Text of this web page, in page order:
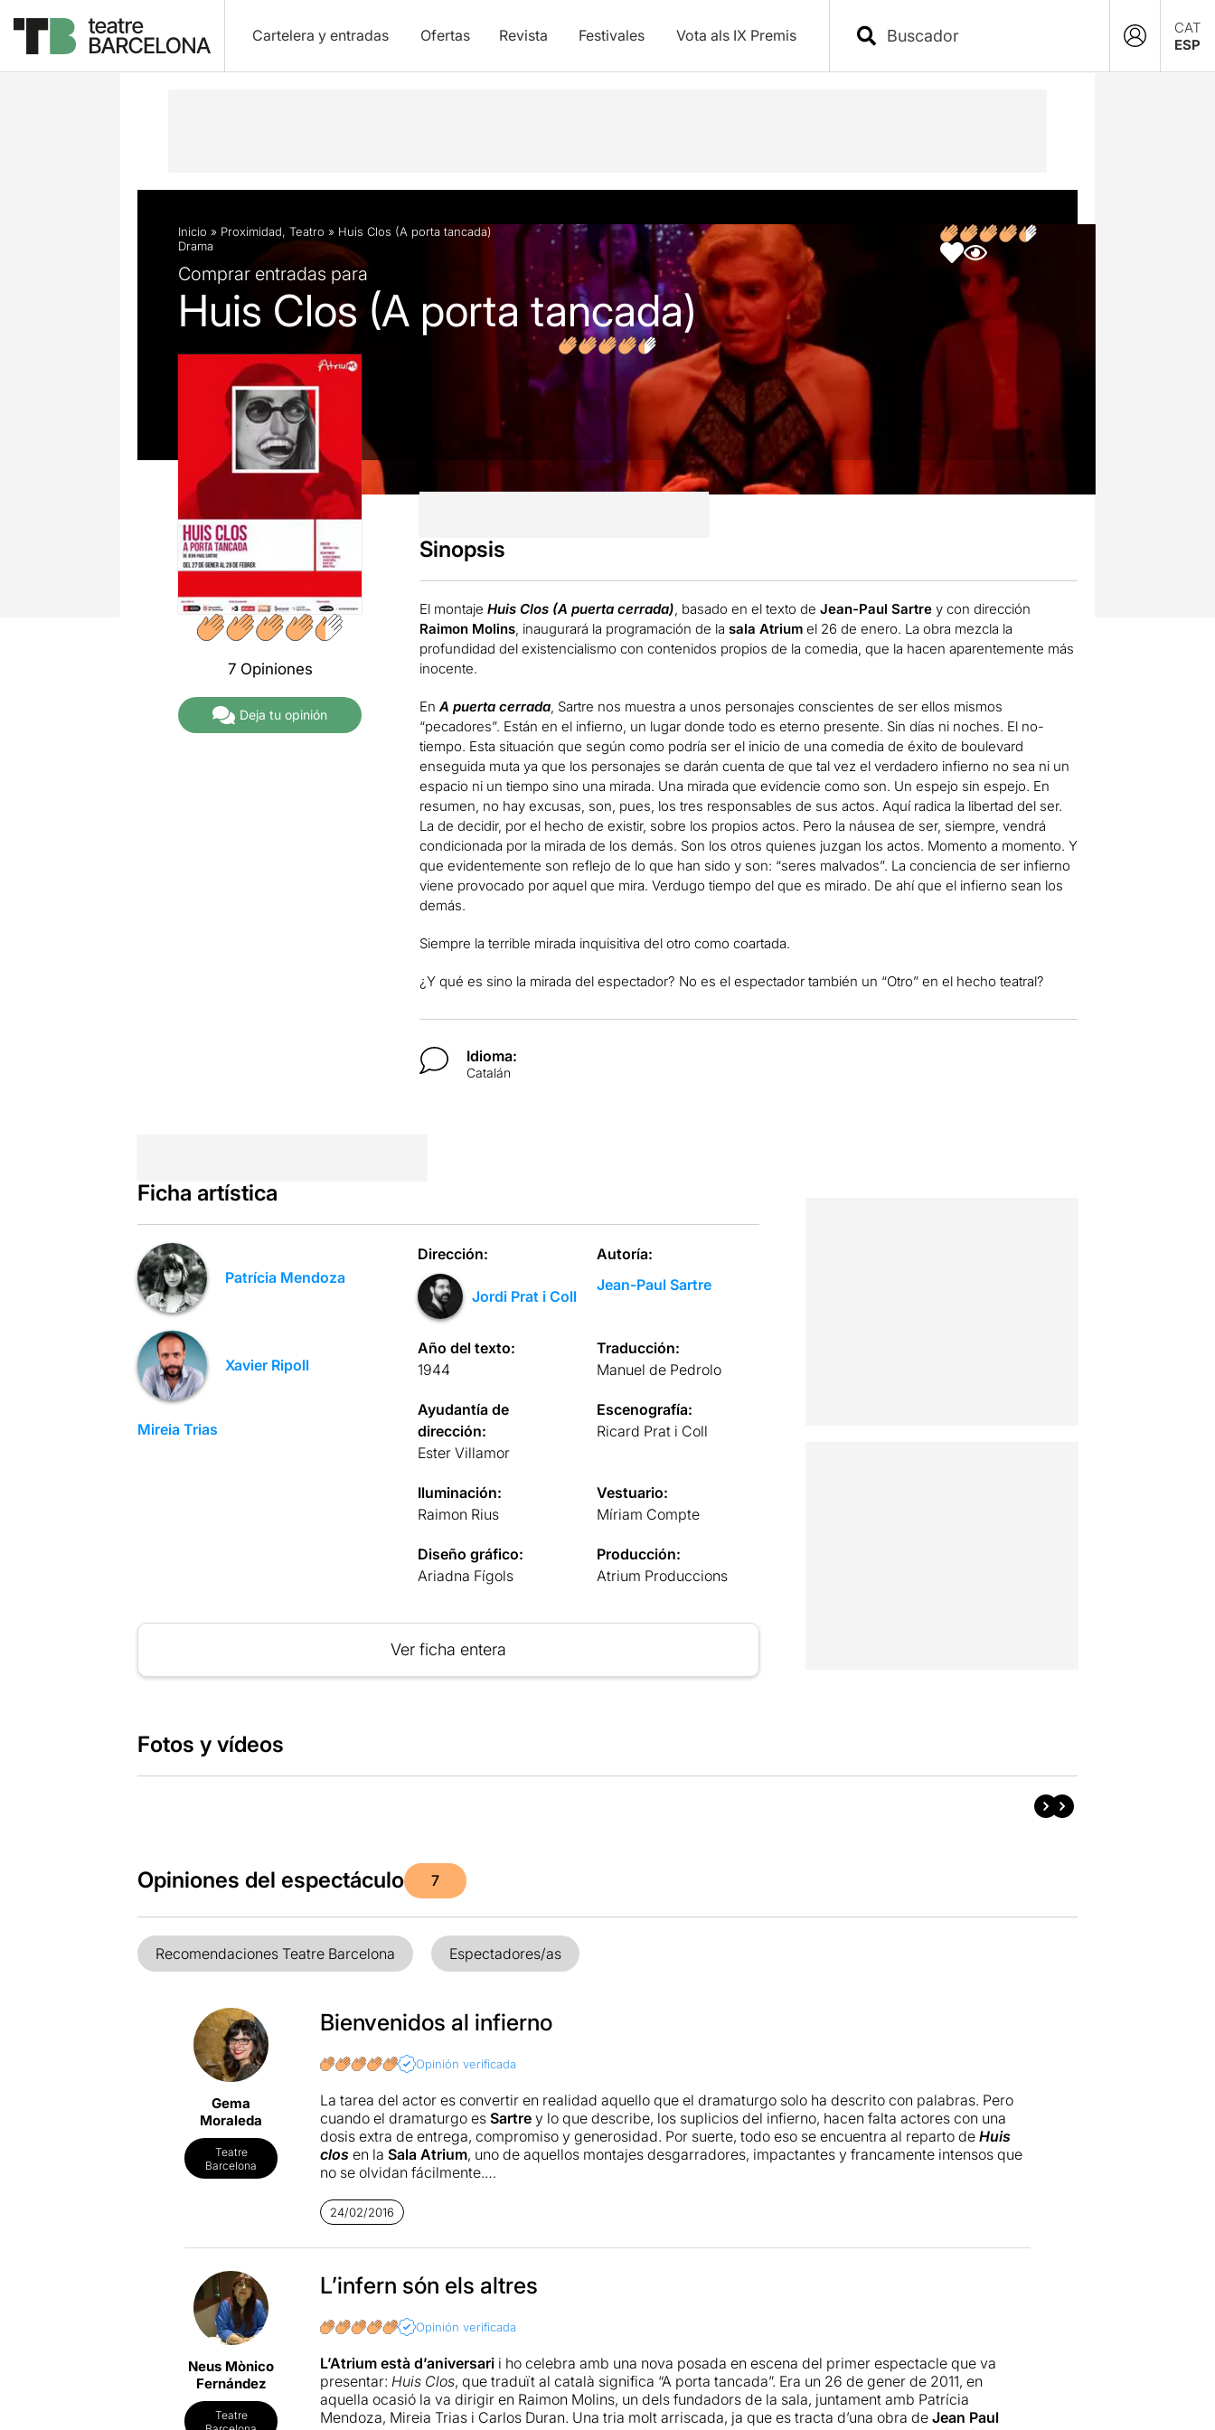
Cartelera y entradas Ofertas Revista Festivales Vota als IX Premis
CAT
ESP
Descripción Ficha artística Fotos y vídeos Opiniones
Inicio » Proximidad, Teatro » Huis Clos (A porta tancada)
Drama
Comprar entradas para
Huis Clos (A porta tancada)
7 Opiniones
Deja tu opinión
Sinopsis
El montaje Huis Clos (A puerta cerrada) , basado en el texto de Jean-Paul Sartrey con dirección
Raimon Molins, inaugurará la programación de la sala Atriumel 26 de enero. La obra mezcla la
profundidad del existencialismo con contenidos propios de la comedia, que la hacen aparentemente más
inocente.
En A puerta cerrada, Sartre nos muestra a unos personajes conscientes de ser ellos mismos
“pecadores”. Están en el infierno, un lugar donde todo es eterno presente. Sin días ni noches. El no-
tiempo. Esta situación que según como podría ser el inicio de una comedia de éxito de boulevard
enseguida muta ya que los personajes se darán cuenta de que tal vez el verdadero infierno no sea ni un
espacio ni un tiempo sino una mirada. Una mirada que evidencie como son. Un espejo sin espejo. En
resumen, no hay excusas, son, pues, los tres responsables de sus actos. Aquí radica la libertad del ser.
La de decidir, por el hecho de existir, sobre los propios actos. Pero la náusea de ser, siempre, vendrá
condicionada por la mirada de los demás. Son los otros quienes juzgan los actos. Momento a momento. Y
que evidentemente son reflejo de lo que han sido y son: “seres malvados”. La conciencia de ser infierno
viene provocado por aquel que mira. Verdugo tiempo del que es mirado. De ahí que el infierno sean los
demás.
Siempre la terrible mirada inquisitiva del otro como coartada.
¿Y qué es sino la mirada del espectador? No es el espectador también un “Otro” en el hecho teatral?
Idioma:
Catalán
Ficha artística
Patrícia Mendoza
Xavier Ripoll
Mireia Trias
Dirección:
Jordi Prat i Coll
Autoría:
Jean-Paul Sartre
Año del texto:
1944
Traducción:
Manuel de Pedrolo
Ayudantía de
dirección:
Ester Villamor
Escenografía:
Ricard Prat i Coll
Iluminación:
Raimon Rius
Vestuario:
Míriam Compte
Diseño gráfico:
Ariadna Fígols
Producción:
Atrium Produccions
Ver ficha entera
Fotos y vídeos
Opiniones del espectáculo 7
Recomendaciones Teatre Barcelona Espectadores/as
Gema
Moraleda
Teatre
Barcelona
Bienvenidos al infierno
Opinión verificada
La tarea del actor es convertir en realidad aquello que el dramaturgo solo ha descrito con palabras. Pero
cuando el dramaturgo es Sartrey lo que describe, los suplicios del infierno, hacen falta actores con una
dosis extra de entrega, compromiso y generosidad. Por suerte, todo eso se encuentra al reparto de Huis
clos en la Sala Atrium, uno de aquellos montajes desgarradores, impactantes y francamente intensos que
no se olvidan fácilmente.
Una cita ineludible con la vertiente más oscura del alma humana.
No os la perdáis.
Más información (en catalán) en Somnis de teatre
24/02/2016
Neus Mònico
Fernández
Teatre
L’infern són els altres
Opinión verificada
L’Atrium està d’aniversarii ho celebra amb una nova posada en escena del primer espectacle que va
presentar: Huis Clos, que traduït al català significa “A porta tancada”. Era un 26 de gener de 2011, en
aquella ocasió la va dirigir en Raimon Molins, un dels fundadors de la sala, juntament amb Patrícia
Mendoza, Mireia Trias i Carlos Duran. Una tria molt arriscada, ja que es tracta d’una obra de Jean Paul